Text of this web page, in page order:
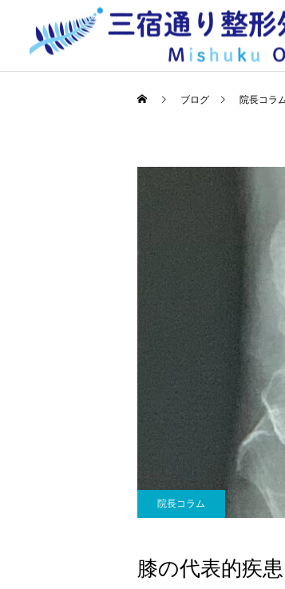
AI搭載の
AI搭載の
ブログ 院長コラ
院長コラム
膝の代表的疾